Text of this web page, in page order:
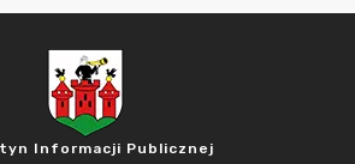
Informacji Publicznej